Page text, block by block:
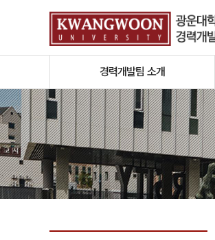
경력개발팀 소개